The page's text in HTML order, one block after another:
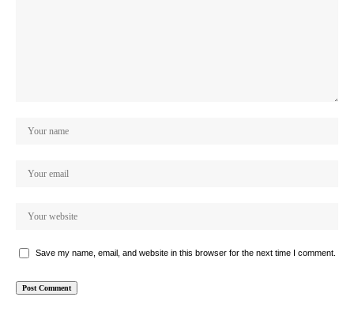
Save my name, email, and website in this browser for the next time I comment.